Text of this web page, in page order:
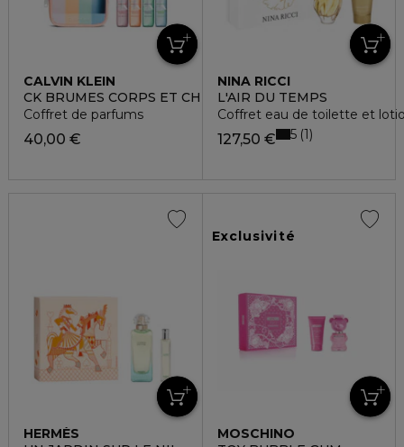
CALVIN KLEIN
CK BRUMES CORPS ET CHEVEUX
Coffret de parfums
40,00 €
NINA RICCI
L'AIR DU TEMPS
Coffret eau de toilette et
127,50 € 5 1
HERMÈS
Exclusivité
MOSCHINO